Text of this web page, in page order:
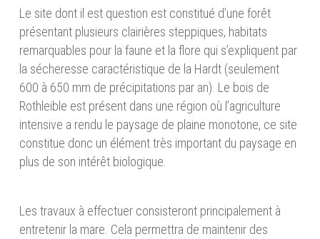
Le site dont il est question est constitué d’une forêt
présentant plusieurs clairières steppiques, habitats
remarquables pour la faune et la flore qui s’expliquent par
la sécheresse caractéristique de la Hardt (seulement
600 à 650 mm de précipitations par an). Le bois de
Rothleible est présent dans une région où l’agriculture
intensive a rendu le paysage de plaine monotone, ce site
constitue donc un élément très important du paysage en
plus de son intérêt biologique.
Les travaux à effectuer consisteront principalement à
entretenir la mare. Cela permettra de maintenir des